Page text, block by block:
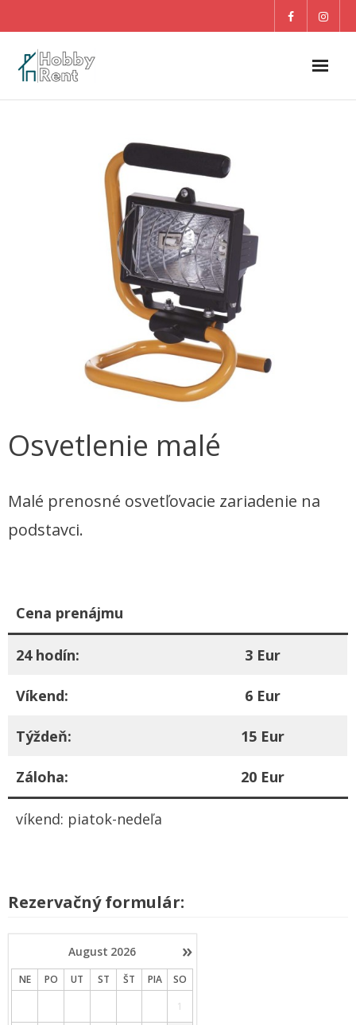
Osvetlenie malé
Malé prenosné osvetľovacie zariadenie na
podstavci.
Cena prenájmu
24 hodín: 3 Eur
Víkend: 6 Eur
Týždeň: 15 Eur
Záloha: 20 Eur
víkend: piatok-nedeľa
Rezervačný formulár:
»
August 2026
NE PO UT ST ŠT PIA
SO
1